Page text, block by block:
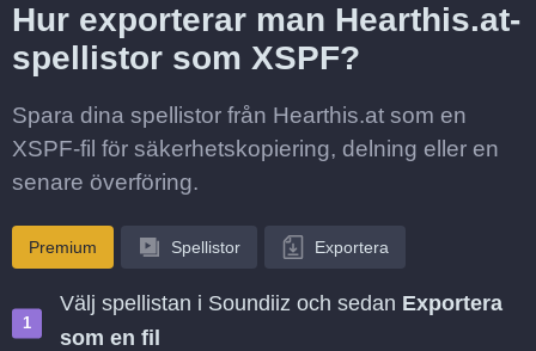
Hur exporterar man Hearthis.at-
spellistor som XSPF?
Spara dina spellistor från Hearthis.at som en
XSPF-fil för säkerhetskopiering, delning eller en
senare överföring.
Premium Spellistor Exportera
Välj spellistan i Soundiiz och sedan Exportera
som en fil